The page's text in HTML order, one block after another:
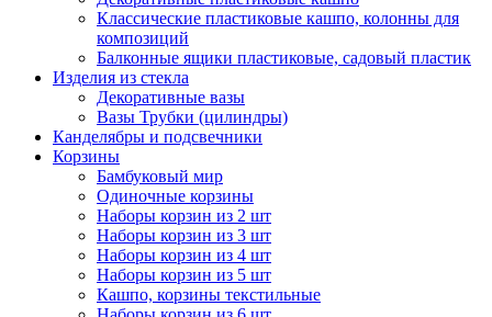
Классические пластиковые кашпо, колонны для
композиций
Балконные ящики пластиковые, садовый пластик
Изделия из стекла
Декоративные вазы
Вазы Трубки (цилиндры)
Канделябры и подсвечники
Корзины
Бамбуковый мир
Одиночные корзины
Наборы корзин из 2 шт
Наборы корзин из 3 шт
Наборы корзин из 4 шт
Наборы корзин из 5 шт
Кашпо, корзины текстильные